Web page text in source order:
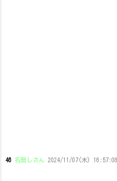
46 名無しさん 2024/11/07(木)